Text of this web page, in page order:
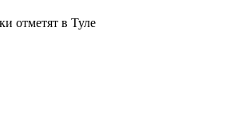
отметят в Туле